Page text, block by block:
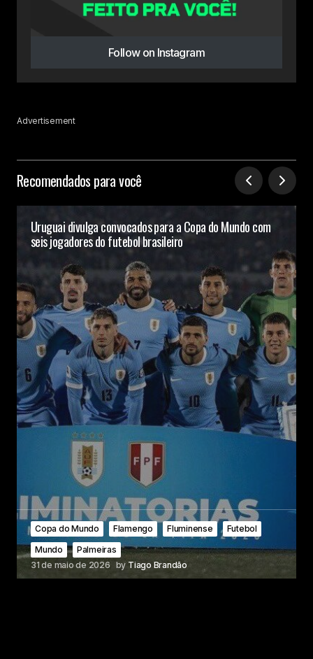
Follow on Instagram
Advertisement
Recomendados para você
Uruguai divulga convocados para a Copa do Mundo com
seis jogadores do futebol brasileiro
Copa do Mundo Flamengo Fluminense
Futebol
Mundo
Palmeiras
31 de maio de 2026 by Tiago Brandão